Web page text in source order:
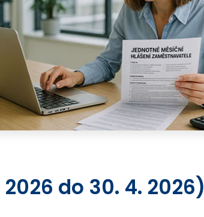
do 30. 4. 2026)